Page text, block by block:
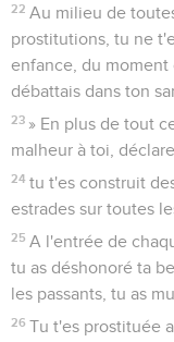
22 Au milieu de
prostitutions, tu ne
enfance, du
débattais dans ton
23 » En plus de tout
malheur à toi,
24 tu t'es construit
estrades sur toutes
25 A l'entrée de
tu as déshonoré ta
les passants, tu as
26 Tu t'es prostituée